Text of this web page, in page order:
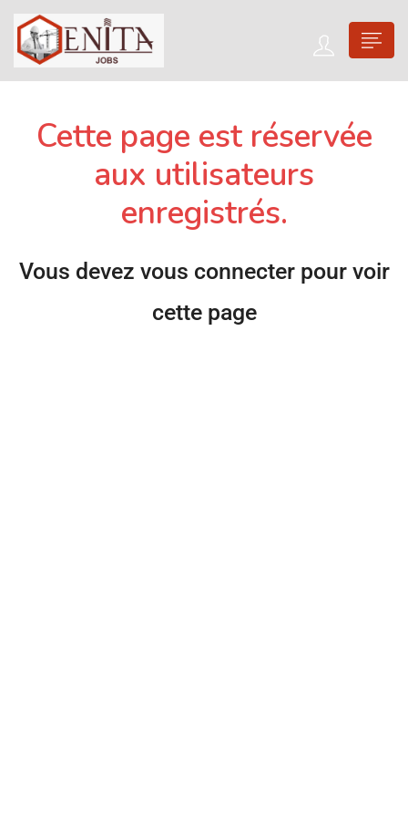
Cette page est réservée
aux utilisateurs
enregistrés.
Vous devez vous connecter pour voir
cette page